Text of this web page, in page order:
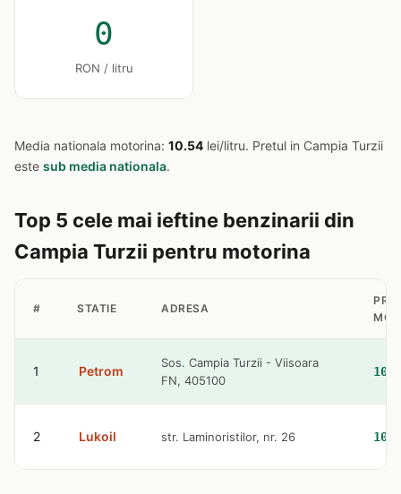
0
RON / litru
Media nationala motorina: 10.54 lei/litru. Pretul in Campia Turzii
este sub media nationala.
Top 5 cele mai ieftine benzinarii din
Campia Turzii pentru motorina
# STATIE ADRESA
1 Petrom
Sos. Campia Turzii - Viisoara
FN, 405100
2 Lukoil str. Laminoristilor, nr. 26